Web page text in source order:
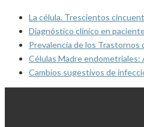
La célula. Trescientos
Diagnóstico clínico en
Prevalencia de los Trastornos
Células Madre
Cambios sugestivos de